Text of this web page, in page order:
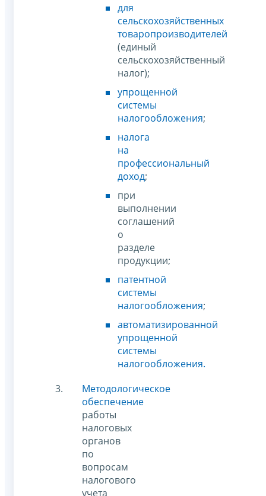
для
сельскохозяйственных
товаропроизводителей
(единый
сельскохозяйственный
налог);
упрощенной
системы
налогообложения;
налога
на
профессиональный
доход;
при
выполнении
соглашений
о
разделе
продукции;
патентной
системы
налогообложения;
автоматизированной
упрощенной
системы
налогообложения.
Методологическое
обеспечение
работы
налоговых
органов
по
вопросам
налогового
учета